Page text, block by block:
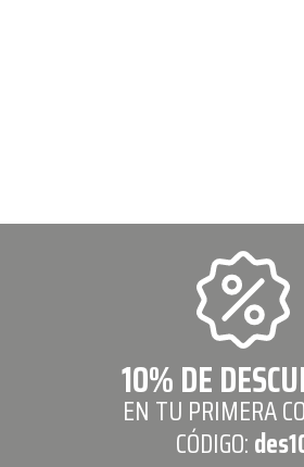
10% DE
EN TU PRIMERA
CÓDIGO: